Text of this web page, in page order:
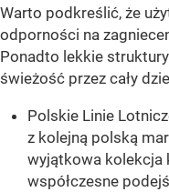
Warto podkreślić, że
odporności na
Ponadto lekkie
świeżość przez cały
Polskie Linie
z kolejną polską
wyjątkowa kolekcja
współczesne